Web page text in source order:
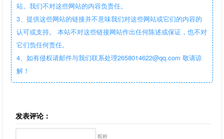
站。我们不对这些网站的内容负责任。
3、提供这些网站的链接并不意味我们对这些网站或它们的内容的
认可或支持。 本站不对这些链接网站作出任何陈述或保证，也不对
它们负任何责任。
4、如有侵权请邮件与我们联系处理2658014622@qq.com 敬请谅
解！
发表评论：
昵称